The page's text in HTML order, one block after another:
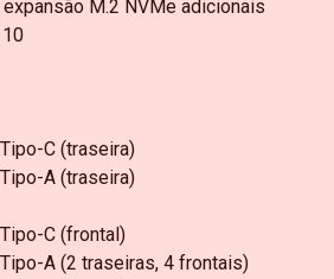
M.2 NVMe adicionais
C (traseira)
A (traseira)
C (frontal)
A (2 traseiras, 4 frontais)